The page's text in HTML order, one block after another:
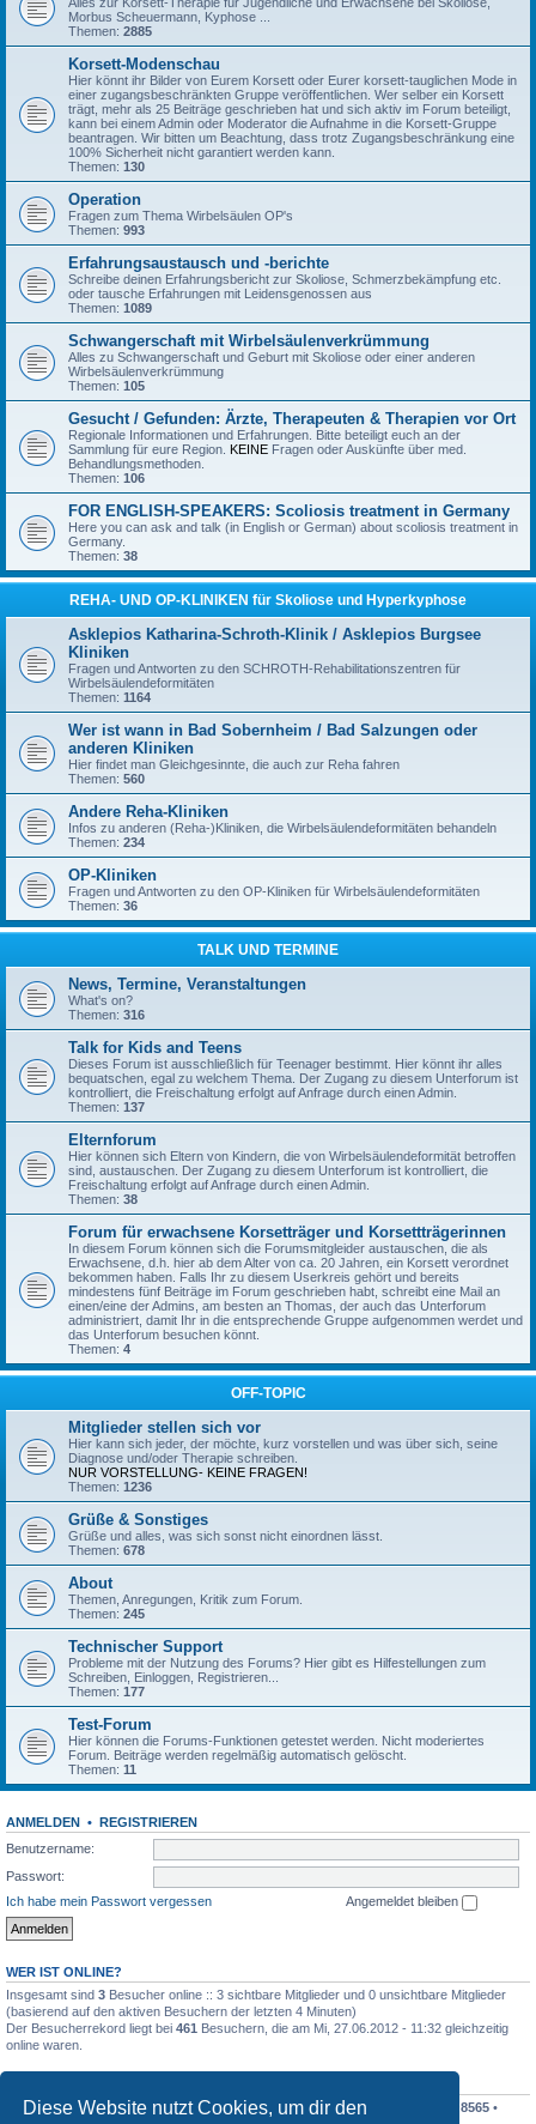
Diese Website nutzt Cookies, um dir den
Alles zur Korsett-Therapie für Jugendliche und Erwachsene bei Skoliose,
Morbus Scheuermann, Kyphose ...
Themen: 2885
Korsett-Modenschau
Hier könnt ihr Bilder von Eurem Korsett oder Eurer korsett-tauglichen Mode in
einer zugangsbeschränkten Gruppe veröffentlichen. Wer selber ein Korsett
trägt, mehr als 25 Beiträge geschrieben hat und sich aktiv im Forum beteiligt,
kann bei einem Admin oder Moderator die Aufnahme in die Korsett-Gruppe
beantragen. Wir bitten um Beachtung, dass trotz Zugangsbeschränkung eine
100% Sicherheit nicht garantiert werden kann.
Themen: 130
Operation
Fragen zum Thema Wirbelsäulen OP's
Themen: 993
Erfahrungsaustausch und -berichte
Schreibe deinen Erfahrungsbericht zur Skoliose, Schmerzbekämpfung etc.
oder tausche Erfahrungen mit Leidensgenossen aus
Themen: 1089
Schwangerschaft mit Wirbelsäulenverkrümmung
Alles zu Schwangerschaft und Geburt mit Skoliose oder einer anderen
Wirbelsäulenverkrümmung
Themen: 105
Gesucht / Gefunden: Ärzte, Therapeuten & Therapien vor Ort
Regionale Informationen und Erfahrungen. Bitte beteiligt euch an der
Sammlung für eure Region. KEINE Fragen oder Auskünfte über med.
Behandlungsmethoden.
Themen: 106
FOR ENGLISH-SPEAKERS: Scoliosis treatment in Germany
Here you can ask and talk (in English or German) about scoliosis treatment in
Germany.
Themen: 38
REHA- UND OP-KLINIKEN für Skoliose und Hyperkyphose
Asklepios Katharina-Schroth-Klinik / Asklepios Burgsee
Kliniken
Fragen und Antworten zu den SCHROTH-Rehabilitationszentren für
Wirbelsäulendeformitäten
Themen: 1164
Wer ist wann in Bad Sobernheim / Bad Salzungen oder
anderen Kliniken
Hier findet man Gleichgesinnte, die auch zur Reha fahren
Themen: 560
Andere Reha-Kliniken
Infos zu anderen (Reha-)Kliniken, die Wirbelsäulendeformitäten behandeln
Themen: 234
OP-Kliniken
Fragen und Antworten zu den OP-Kliniken für Wirbelsäulendeformitäten
Themen: 36
TALK UND TERMINE
News, Termine, Veranstaltungen
What's on?
Themen: 316
Talk for Kids and Teens
Dieses Forum ist ausschließlich für Teenager bestimmt. Hier könnt ihr alles
bequatschen, egal zu welchem Thema. Der Zugang zu diesem Unterforum ist
kontrolliert, die Freischaltung erfolgt auf Anfrage durch einen Admin.
Themen: 137
Elternforum
Hier können sich Eltern von Kindern, die von Wirbelsäulendeformität betroffen
sind, austauschen. Der Zugang zu diesem Unterforum ist kontrolliert, die
Freischaltung erfolgt auf Anfrage durch einen Admin.
Themen: 38
Forum für erwachsene Korsetträger und Korsettträgerinnen
In diesem Forum können sich die Forumsmitgleider austauschen, die als
Erwachsene, d.h. hier ab dem Alter von ca. 20 Jahren, ein Korsett verordnet
bekommen haben. Falls Ihr zu diesem Userkreis gehört und bereits
mindestens fünf Beiträge im Forum geschrieben habt, schreibt eine Mail an
einen/eine der Admins, am besten an Thomas, der auch das Unterforum
administriert, damit Ihr in die entsprechende Gruppe aufgenommen werdet und
das Unterforum besuchen könnt.
Themen: 4
OFF-TOPIC
Mitglieder stellen sich vor
Hier kann sich jeder, der möchte, kurz vorstellen und was über sich, seine
Diagnose und/oder Therapie schreiben.
NUR VORSTELLUNG- KEINE FRAGEN!
Themen: 1236
Grüße & Sonstiges
Grüße und alles, was sich sonst nicht einordnen lässt.
Themen: 678
About
Themen, Anregungen, Kritik zum Forum.
Themen: 245
Technischer Support
Probleme mit der Nutzung des Forums? Hier gibt es Hilfestellungen zum
Schreiben, Einloggen, Registrieren...
Themen: 177
Test-Forum
Hier können die Forums-Funktionen getestet werden. Nicht moderiertes
Forum. Beiträge werden regelmäßig automatisch gelöscht.
Themen: 11
ANMELDEN •
REGISTRIEREN
Benutzername:
Passwort:
Ich habe mein Passwort vergessen
Angemeldet bleiben
WER IST ONLINE?
Insgesamt sind 3 Besucher online :: 3 sichtbare Mitglieder und 0 unsichtbare Mitglieder
(basierend auf den aktiven Besuchern der letzten 4 Minuten)
Der Besucherrekord liegt bei 461 Besuchern, die am Mi, 27.06.2012 - 11:32 gleichzeitig
online waren.
Beiträge insgesamt198410• Themen insgesamt19195• Mitglieder insgesamt 8565 •